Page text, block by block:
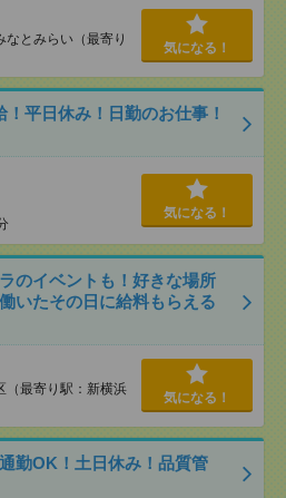
とみらい（最寄り
気になる！
平日休み！日勤のお仕事！
気になる！
のイベントも！好きな場所
いたその日に給料もらえる
（最寄り駅：新横浜
気になる！
勤OK！土日休み！品質管